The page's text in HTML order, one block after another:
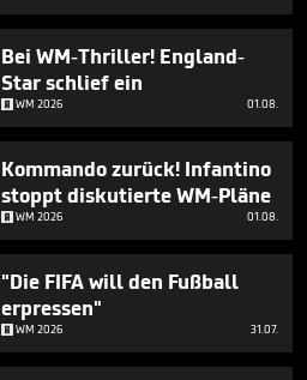
Bei WM-Thriller! England-
Star schlief ein
WM 2026 01.08.
Kommando zurück! Infantino
stoppt diskutierte WM-Pläne
WM 2026 01.08.
"Die FIFA will den Fußball
erpressen"
WM 2026 31.07.